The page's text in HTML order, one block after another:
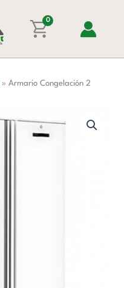
0
» Armario Congelación 2